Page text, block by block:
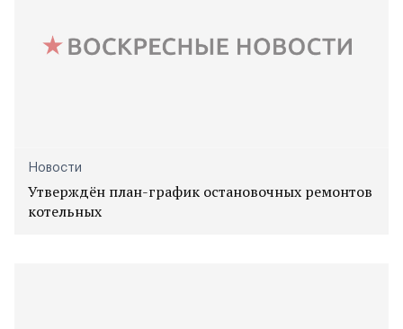
Новости
Утверждён план-график остановочных ремонтов
котельных